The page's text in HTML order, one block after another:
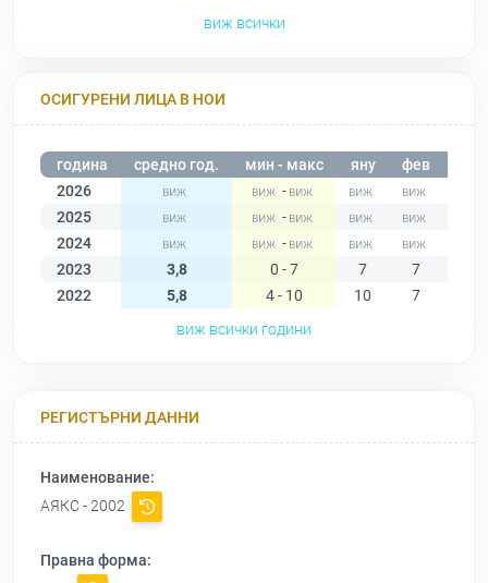
виж всички
ОСИГУРЕНИ ЛИЦА В НОИ
година средно год. мин - макс яну фев
2026
-
2025
-
2024
-
2023
3,8 0 - 7 7 7
2022
5,8 4 - 10 10 7
виж всички години
РЕГИСТЪРНИ ДАННИ
Наименование:
АЯКС - 2002
Правна форма: